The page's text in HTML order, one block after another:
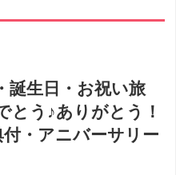
誕生日・お祝い旅
とう♪ありがとう！
・アニバーサリー